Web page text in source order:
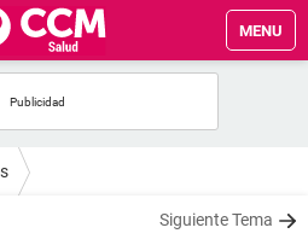
MENU
Siguiente Tema